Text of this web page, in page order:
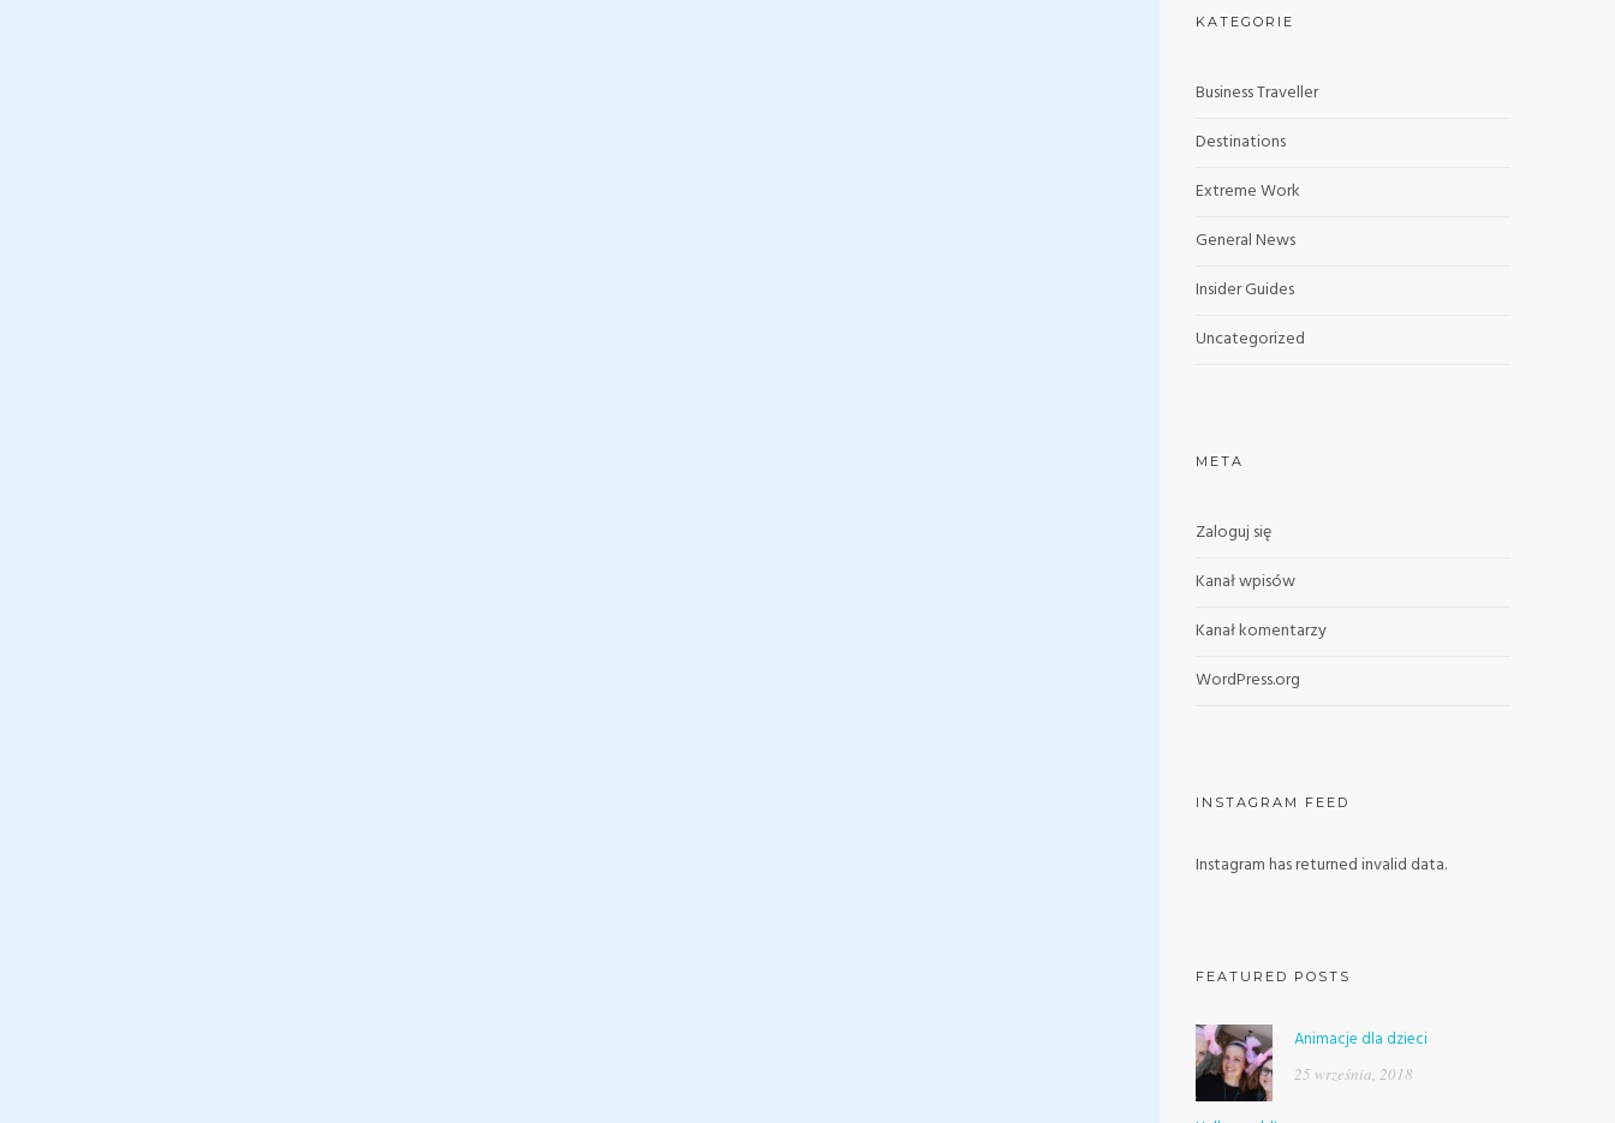
KATEGORIE
Business Traveller
Destinations
Extreme Work
General News
Insider Guides
Uncategorized
META
Zaloguj się
Kanał wpisów
Kanał komentarzy
WordPress.org
INSTAGRAM FEED
Instagram has returned invalid data.
FEATURED POSTS
Animacje dla dzieci
25 września, 2018